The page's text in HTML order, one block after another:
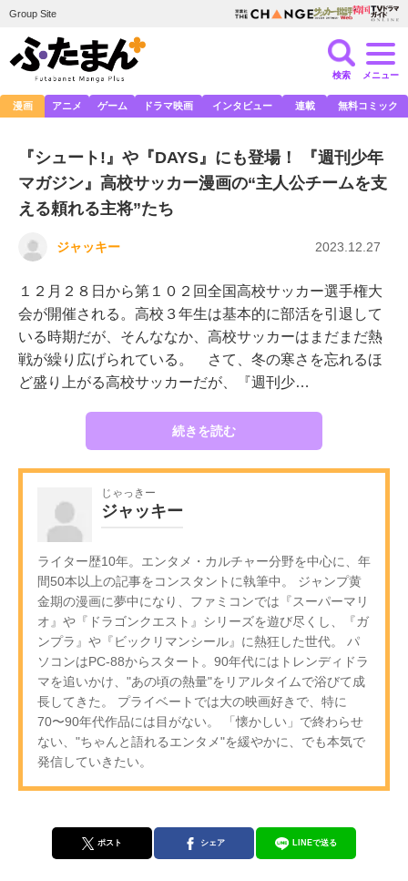
Group Site
検索 メニュー
漫画 アニメ ゲーム ドラマ映画 インタビュー 連載 無料コミック
『シュート!』や『DAYS』にも登場！ 『週刊少年
マガジン』高校サッカー漫画の“主人公チームを支
える頼れる主将”たち
ジャッキー 2023.12.27
１２月２８日から第１０２回全国高校サッカー選手権大
会が開催される。高校３年生は基本的に部活を引退して
いる時期だが、そんななか、高校サッカーはまだまだ熱
戦が繰り広げられている。 さて、冬の寒さを忘れるほ
ど盛り上がる高校サッカーだが、『週刊少…
続きを読む
じゃっきー
ジャッキー
ライター歴10年。エンタメ・カルチャー分野を中心に、年
間50本以上の記事をコンスタントに執筆中。 ジャンプ黄
金期の漫画に夢中になり、ファミコンでは『スーパーマリ
オ』や『ドラゴンクエスト』シリーズを遊び尽くし、『ガ
ンプラ』や『ビックリマンシール』に熱狂した世代。 パ
ソコンはPC-88からスタート。90年代にはトレンディドラ
マを追いかけ、"あの頃の熱量"をリアルタイムで浴びて成
長してきた。 プライベートでは大の映画好きで、特に
70〜90年代作品には目がない。 「懐かしい」で終わらせ
ない、"ちゃんと語れるエンタメ"を緩やかに、でも本気で
発信していきたい。
ポスト シェア LINEで送る